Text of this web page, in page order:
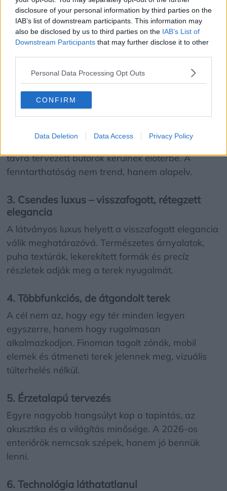
disclosure of your personal information by third parties on the
IAB’s list of downstream participants. This information may
also be disclosed by us to third parties on the IAB’s List of
Downstream Participants that may further disclose it to other
Personal Data Processing Opt Outs
CONFIRM
Data Deletion Data Access Privacy Policy
darabok kortárs terekben
Nem nosztalgiáról van szó, hanem tudatos
válogatásról. Egy megmentett, karakteres bútor
fókuszpontként jelenik meg egy letisztult térben,
nem uralkodik rajta. A régi és az új párbeszédbe
kerül egymással.
2. Fenntartható prémium – kevesebb, de jobb
2026-ban az újdonság varázsa háttérbe szorul a
távra tervezett bútorok kerülnek előtérbe. A
fenntarthatóság nem trend, hanem alapelv.
3. Csendes luxus – visszafogott, rétegzett
elegancia
A látványos luxus helyett a visszafogott elegancia
válik meghatározóvá. Természetes árnyalatok,
puha textúrák, lekerekített formák és precíz
részletek adják meg a terek nyugalmát.
4. Többfunkciós, de átgondolt terek
A cél nem az, hogy egy tér minden legyen
egyszerre, hanem hogy rugalmasan
alkalmazkodjon. Finoman tagolt zónák, mobil
elemek és átmeneti terek jelennek meg, vizuális
túlterhelés nélkül.
5. Érzetalapú tervezés
Egyre nagyobb hangsúlyt kap a tapintás, az
akusztika és a világítás minősége. A 2026-os
enteriőrök nemcsak szépek, hanem jó bennük
lenni.
6. Technológia láthatatlanul